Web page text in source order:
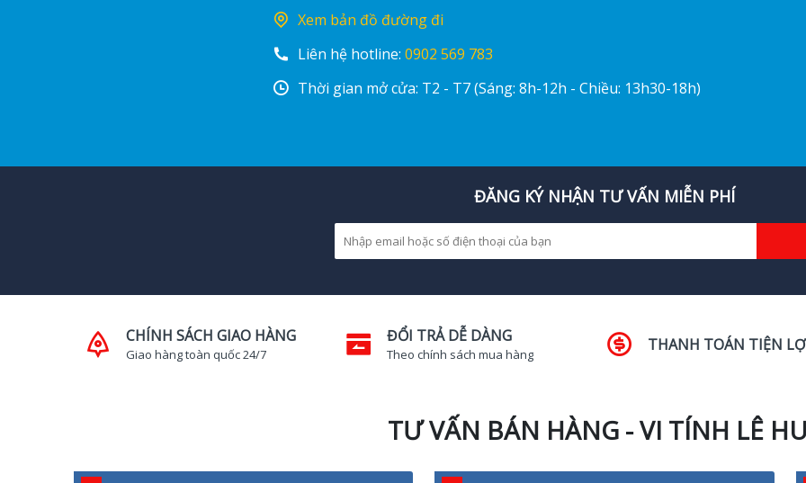
Xem bản đồ đường đi
Liên hệ hotline: 0902 569 783
Thời gian mở cửa: T2 - T7 (Sáng: 8h-12h - Chiều: 13h30-18h)
ĐĂNG KÝ NHẬN TƯ VẤN MIỄN PHÍ
CHÍNH SÁCH GIAO HÀNG
Giao hàng toàn quốc 24/7
ĐỔI TRẢ DỄ DÀNG
Theo chính sách mua hàng
THANH TOÁN TIỆN
TƯ VẤN BÁN HÀNG - VI TÍNH LÊ